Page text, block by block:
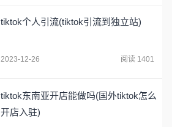
tiktok个人引流(tiktok引流到独立站)
2023-12-26 阅读 1401
tiktok东南亚开店能做吗(国外tiktok怎么
开店入驻)